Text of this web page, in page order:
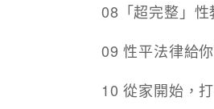
08「超完整」
09 性平法律給
10 從家開始，